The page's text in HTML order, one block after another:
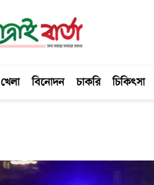
খেলা বিনোদন চাকরি চিকিৎসা